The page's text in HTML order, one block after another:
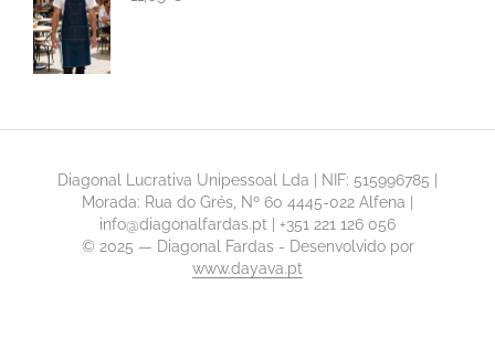
Diagonal Lucrativa Unipessoal Lda | NIF: 515996785 |
Morada: Rua do Grés, Nº 60 4445-022 Alfena |
info@diagonalfardas.pt | +351 221 126 056
© 2025 — Diagonal Fardas - Desenvolvido por
www.dayava.pt